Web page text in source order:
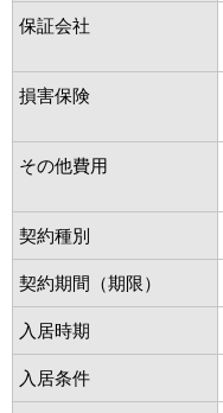
保証会社
損害保険
その他費用
契約種別
契約期間（期限）
入居時期
入居条件